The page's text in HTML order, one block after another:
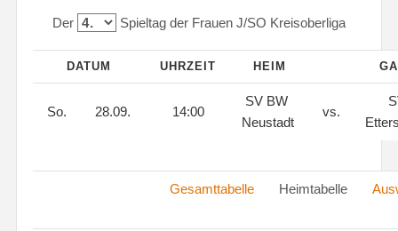
Der Spieltag der Frauen J/SO Kreisoberliga
DATUM UHRZEIT HEIM
So. 28.09. 14:00
SV BW
Neustadt
vs.
Gesamttabelle Heimtabelle